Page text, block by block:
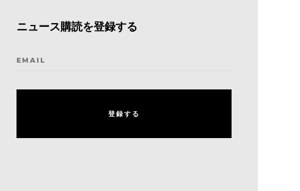
ニュース購読を登録する
EMAIL
登録す る